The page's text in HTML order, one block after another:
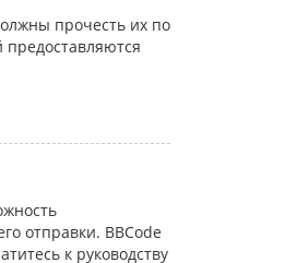
прочесть их по
отправки. BBCode
к руководству